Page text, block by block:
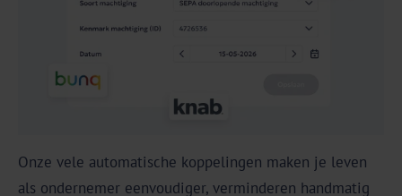
Onze vele automatische koppelingen maken je leven
als ondernemer eenvoudiger, verminderen handmatig